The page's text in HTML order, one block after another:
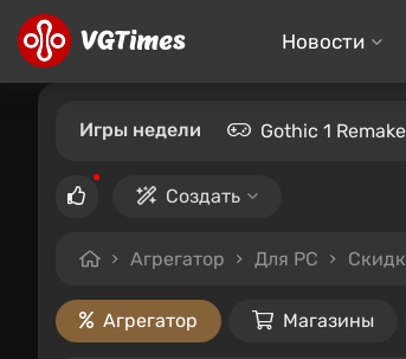
Новости
Игры недели Gothic 1 Remake
Создать
Агрегатор Для PC
Агрегатор Магазины